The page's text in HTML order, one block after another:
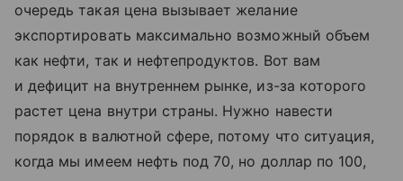
очередь такая цена вызывает желание
экспортировать максимально возможный объем
как нефти, так и нефтепродуктов. Вот вам
и дефицит на внутреннем рынке, из-за которого
растет цена внутри страны. Нужно навести
порядок в валютной сфере, потому что ситуация,
когда мы имеем нефть под 70, но доллар по 100,